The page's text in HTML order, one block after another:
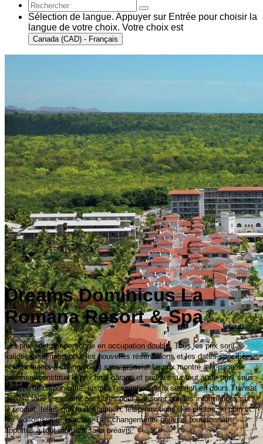
Sélection de langue. Appuyer sur Entrée pour choisir la
langue de votre choix. Votre choix est
Canada (CAD) - Français
Dreams Dominicus La
Romana Resort & Spa
Les prix sont par personne en occupation double. Tous les prix sont
valides seulement pour les nouvelles réservations et les dates spécifiées,
et sont sujets à changement sans préavis. Le prix montré à la page de
paiement constitue le prix final garanti et prévaut sur tout autre prix, sous
réserve de disponibilité, jusqu'à l'expiration de la session en cours.Transat
déploie tous les efforts possibles pour s'assurer que les informations sur
le produit, telles que la description, les promotions, les photos, le plan et
les vidéos soient exactes. Des changements peuvent toutefois être
apportés à tout moment sans préavis.